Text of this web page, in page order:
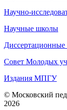
Научно-
Научные школы
Диссертационные
Совет Молодых
Издания МПГУ
© Московский
2026